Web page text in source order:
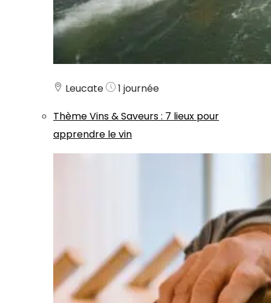
Leucate
1 journée
ThèmeVins & Saveurs: 7 lieux pour
apprendre le vin